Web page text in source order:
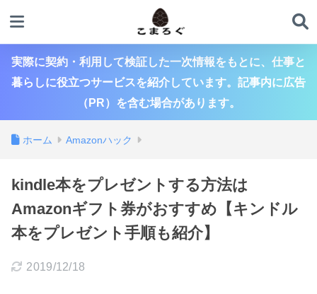
実際に契約・利用して検証した一次情報をもとに、仕事と
暮らしに役立つサービスを紹介しています。記事内に広告
（PR）を含む場合があります。
ホーム Amazonハック
kindle本をプレゼントする方法は
Amazonギフト券がおすすめ【キンドル
本をプレゼント手順も紹介】
2019/12/18